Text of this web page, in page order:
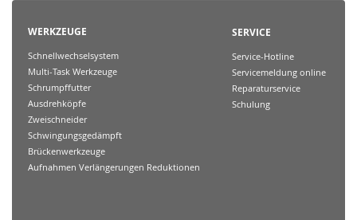
WERKZEUGE
Schnellwechselsystem
Multi-Task Werkzeuge
Schrumpffutter
Ausdrehköpfe
Zweischneider
Schwingungsgedämpft
Brückenwerkzeuge
Aufnahmen Verlängerungen Reduktionen
SERVICE
Service-Hotline
Servicemeldung online
Reparaturservice
Schulung